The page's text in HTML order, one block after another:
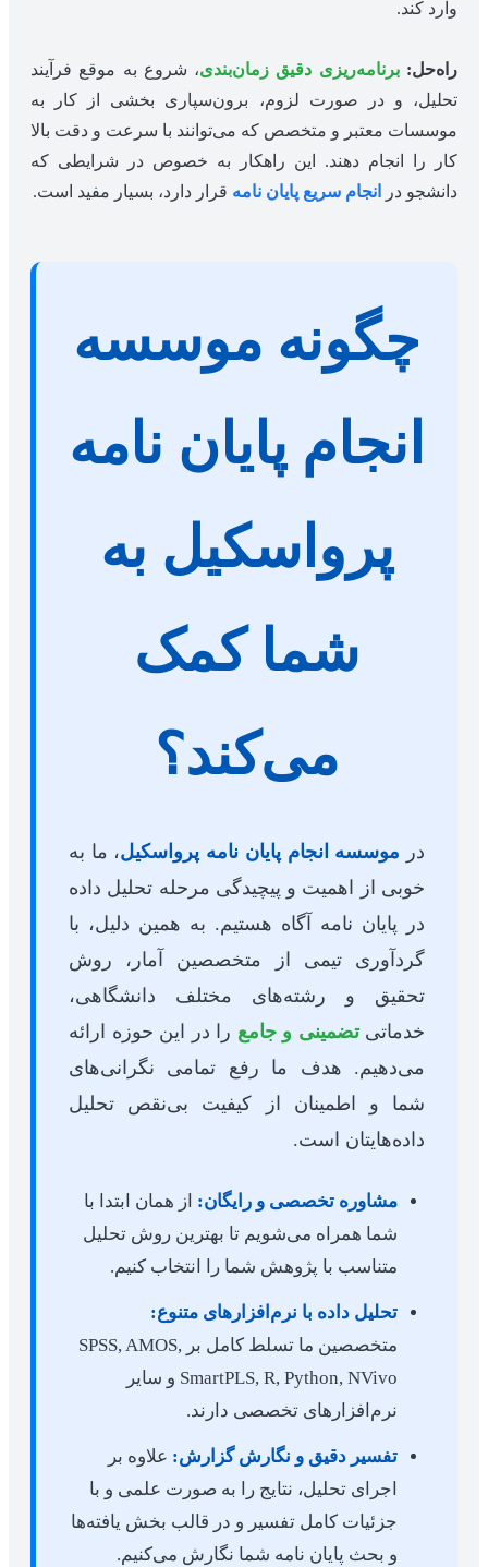
وارد کند.
راه‌حل: برنامه‌ریزی دقیق زمان‌بندی، شروع به موقع فرآیند
تحلیل، و در صورت لزوم، برون‌سپاری بخشی از کار به
موسسات معتبر و متخصص که می‌توانند با سرعت و دقت بالا
کار را انجام دهند. این راهکار به خصوص در شرایطی که
دانشجو در
انجام سریع پایان نامه قرار دارد، بسیار مفید است.
چگونه موسسه
انجام پایان نامه
پرواسکیل به
شما کمک
می‌کند؟
در موسسه انجام پایان نامه پرواسکیل، ما به
خوبی از اهمیت و پیچیدگی مرحله تحلیل داده
در پایان نامه آگاه هستیم. به همین دلیل، با
گردآوری تیمی از متخصصین آمار، روش
تحقیق و رشته‌های مختلف دانشگاهی،
خدماتیتضمینی و جامع را در این حوزه ارائه
می‌دهیم. هدف ما رفع تمامی نگرانی‌های
شما و اطمینان از کیفیت بی‌نقص تحلیل
داده‌هایتان است.
مشاوره تخصصی و رایگان: از همان ابتدا با
شما همراه می‌شویم تا بهترین روش تحلیل
متناسب با پژوهش شما را انتخاب کنیم.
تحلیل داده با نرم‌افزارهای متنوع:
متخصصین ما تسلط کامل بر SPSS, AMOS,
SmartPLS, R, Python, NVivo و سایر
نرم‌افزارهای تخصصی دارند.
تفسیر دقیق و نگارش گزارش: علاوه بر
اجرای تحلیل، نتایج را به صورت علمی و با
جزئیات کامل تفسیر و در قالب بخش یافته‌ها
و بحث پایان نامه شما نگارش می‌کنیم.